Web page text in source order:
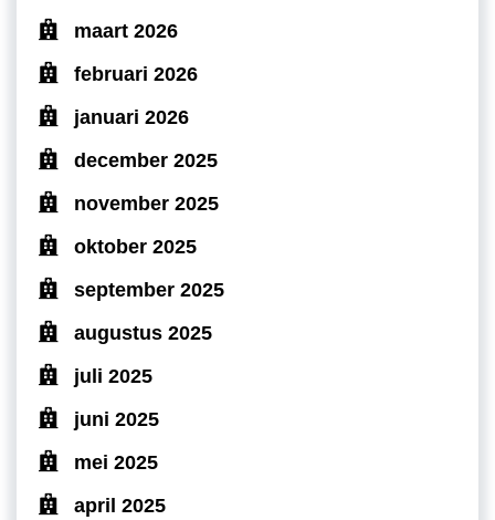
maart 2026
februari 2026
januari 2026
december 2025
november 2025
oktober 2025
september 2025
augustus 2025
juli 2025
juni 2025
mei 2025
april 2025